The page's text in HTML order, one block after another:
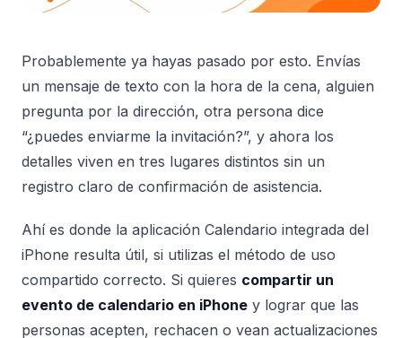
Probablemente ya hayas pasado por esto. Envías
un mensaje de texto con la hora de la cena, alguien
pregunta por la dirección, otra persona dice
“¿puedes enviarme la invitación?”, y ahora los
detalles viven en tres lugares distintos sin un
registro claro de confirmación de asistencia.
Ahí es donde la aplicación Calendario integrada del
iPhone resulta útil, si utilizas el método de uso
compartido correcto. Si quieres compartir un
evento de calendario en iPhone y lograr que las
personas acepten, rechacen o vean actualizaciones